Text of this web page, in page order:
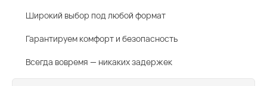
Широкий выбор под любой формат
Гарантируем комфорт и безопасность
Всегда вовремя — никаких задержек